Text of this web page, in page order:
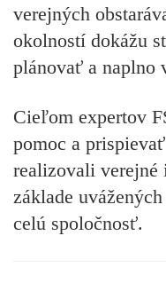
verejných
okolností dokážu
plánovať a naplno
Cieľom expertov
pomoc a
realizovali verejné
základe
celú spoločnosť.